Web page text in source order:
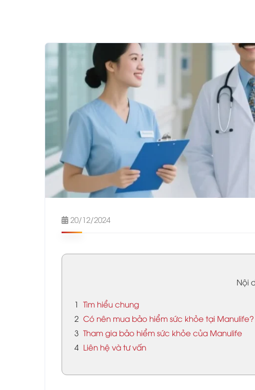
20/12/2024
Nội
1 Tìm hiểu chung
2 Có nên mua bảo hiểm sức khỏe tại Manulife?
3 Tham gia bảo hiểm sức khỏe của Manulife
4 Liên hệ và tư vấn